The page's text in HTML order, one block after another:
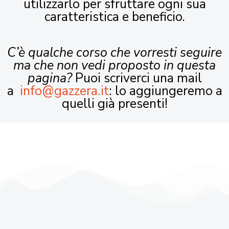
utilizzarlo per sfruttare ogni sua
caratteristica e beneficio.
C’è qualche corso che vorresti seguire
ma che non vedi proposto in questa
pagina?Puoi scriverci una mail
a info@gazzera.it: lo aggiungeremo a
quelli già presenti!